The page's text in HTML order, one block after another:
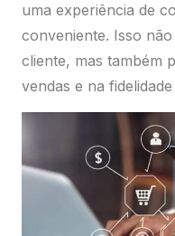
uma experiência de
conveniente. Isso
cliente, mas também
vendas e na